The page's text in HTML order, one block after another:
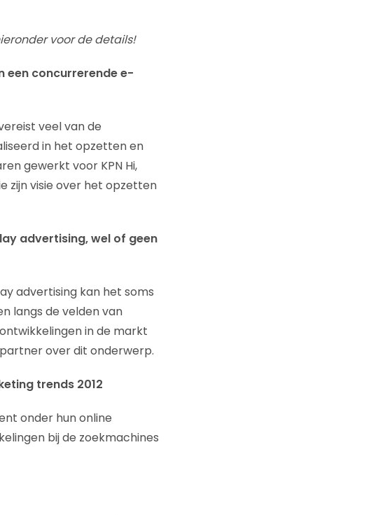
voor de details!
een concurrerende e-
veel van de
in het opzetten en
gewerkt voor KPN Hi,
zijn visie over het opzetten
advertising, wel of geen
advertising kan het soms
langs de velden van
in de markt
over dit onderwerp.
trends 2012
onder hun online
bij de zoekmachines